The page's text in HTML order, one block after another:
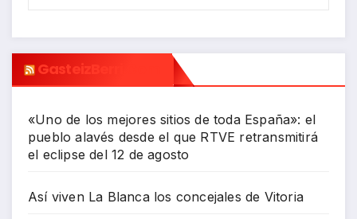
GasteizBerri.com
«Uno de los mejores sitios de toda España»: el
pueblo alavés desde el que RTVE retransmitirá
el eclipse del 12 de agosto
Así viven La Blanca los concejales de Vitoria